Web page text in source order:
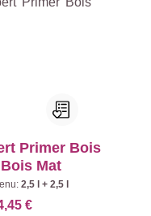
Primer Bois
Mat
2,5 l + 2,5 l
€